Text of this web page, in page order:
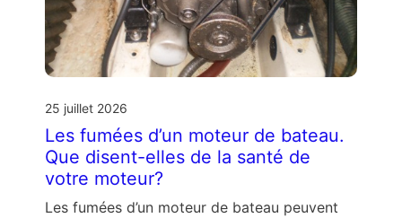
25 juillet 2026
Les fumées d’un moteur de bateau.
Que disent-elles de la santé de
votre moteur?
Les fumées d’un moteur de bateau peuvent